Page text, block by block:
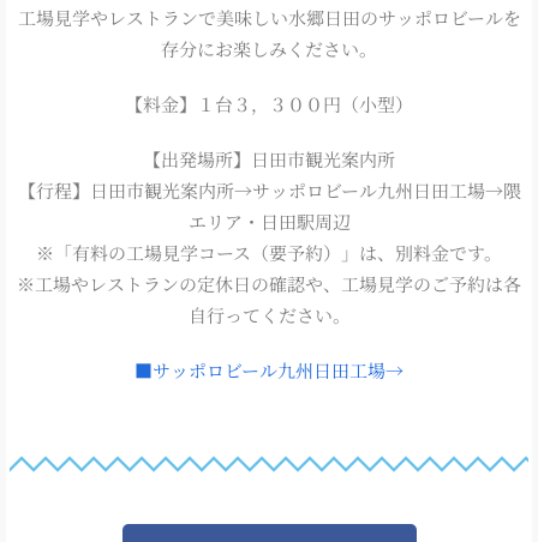
工場見学やレストランで美味しい水郷日田のサッポロビールを
存分にお楽しみください。
【料金】１台３，３００円（小型）
【出発場所】日田市観光案内所
【行程】日田市観光案内所→サッポロビール九州日田工場→隈
エリア・日田駅周辺
※「有料の工場見学コース（要予約）」は、別料金です。
※工場やレストランの定休日の確認や、工場見学のご予約は各
自行ってください。
■サッポロビール九州日田工場→